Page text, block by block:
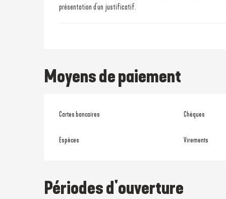
présentation d'un justificatif.
Moyens de paiement
Cartes bancaires Chèques
Espèces Virements
Périodes d'ouverture